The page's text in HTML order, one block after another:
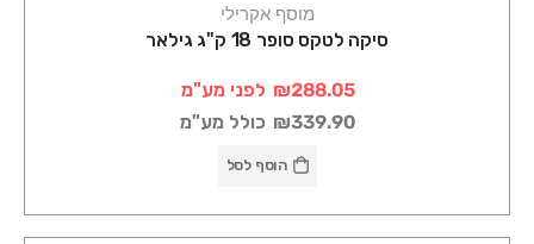
מוסף אקרילי
סיקה לטקס סופר 18 ק"ג גילאר
₪288.05 לפני מע"מ
₪339.90 כולל מע"מ
הוסף לסל